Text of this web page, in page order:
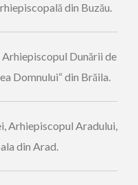
din Buzău.
Dunării de
Domnului“ din Brăila.
Arhiepiscopul Aradului,
din Arad.